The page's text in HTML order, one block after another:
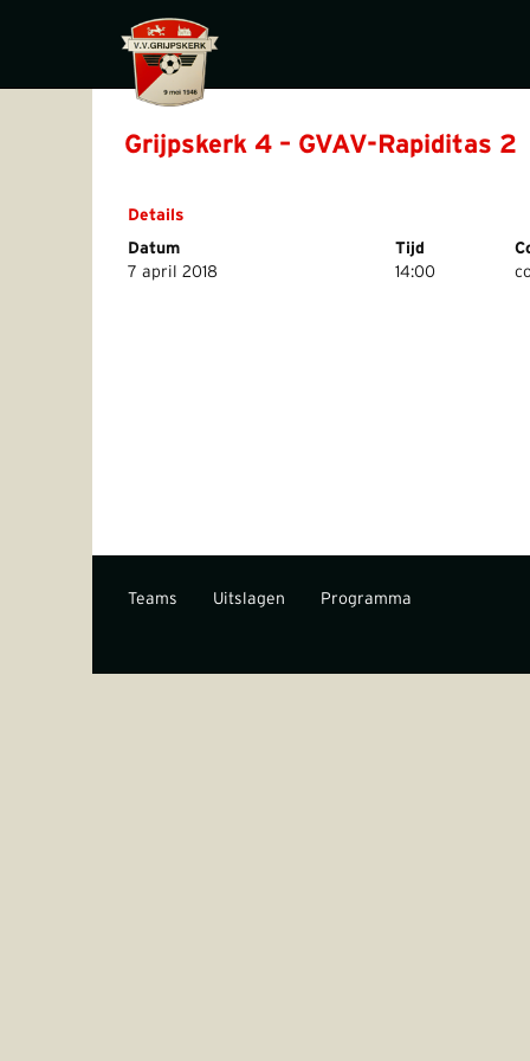
Grijpskerk 4 – GVAV-Rapiditas 2
Details
Datum
Tijd
7 april 2018
14:00
Teams Uitslagen Programma